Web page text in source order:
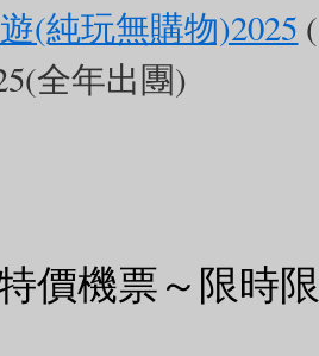
名優惠🪎 報名時使
親朋好友一起出發
橋#海上風光#港
(純玩無購物)2025
全年出團)
價機票～限時